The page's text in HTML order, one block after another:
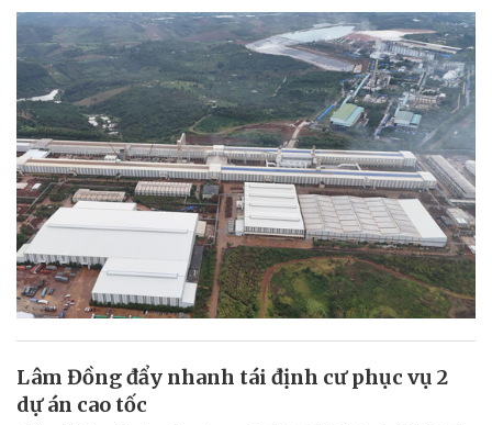
Lâm Đồng đẩy nhanh tái định cư phục vụ 2
dự án cao tốc